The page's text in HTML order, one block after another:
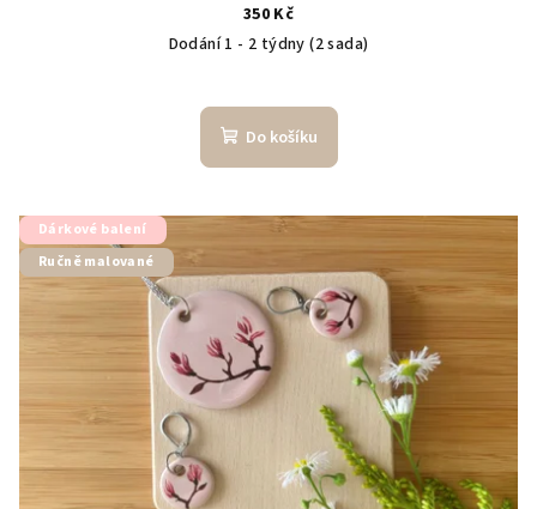
350 Kč
Dodání 1 - 2 týdny(2 sada)
Do košíku
Dárkové balení
Ručně malované